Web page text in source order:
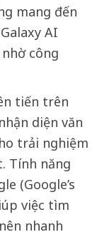
mang đến
AI
công
tiến trên
diện văn
trải nghiệm
Tính năng
(Google’s
việc tìm
nhanh